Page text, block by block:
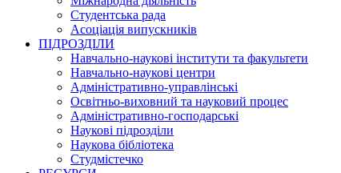
Студентська рада
Асоціація випускників
ПІДРОЗДІЛИ
Навчально-наукові інститути та факультети
Навчально-наукові центри
Адміністративно-управлінські
Освітньо-виховний та науковий процес
Адміністративно-господарські
Наукові підрозділи
Наукова бібліотека
Студмістечко